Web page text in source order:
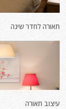
תאורה לחדר שינה
עיצוב תאורה